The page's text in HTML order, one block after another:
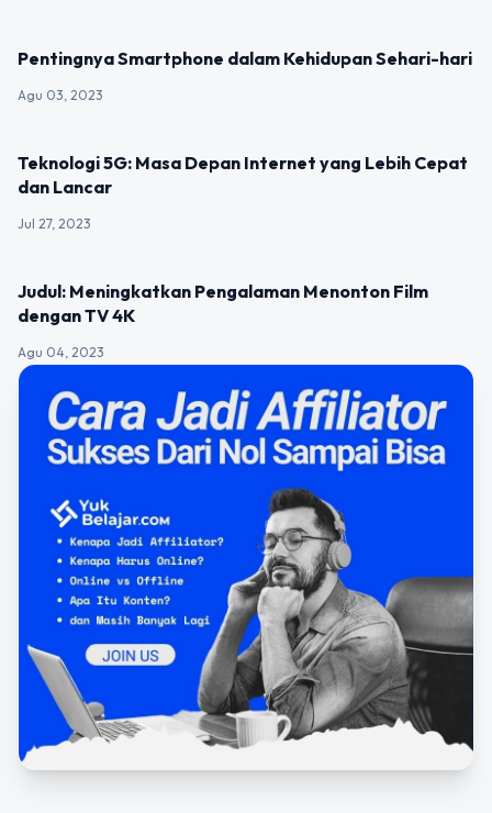
Pentingnya Smartphone dalam Kehidupan Sehari-hari
Agu 03, 2023
Teknologi 5G: Masa Depan Internet yang Lebih Cepat
dan Lancar
Jul 27, 2023
Judul: Meningkatkan Pengalaman Menonton Film
dengan TV 4K
Agu 04, 2023